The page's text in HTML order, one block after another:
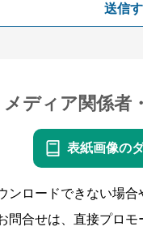
送信
メディア関係者
表紙画像の
ンロードできない場
問合せは、直接プロモ